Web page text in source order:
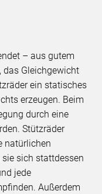
– aus gutem
das Gleichgewicht
ein statisches
erzeugen. Beim
durch eine
Stützräder
natürlichen
sich stattdessen
jede
Außerdem